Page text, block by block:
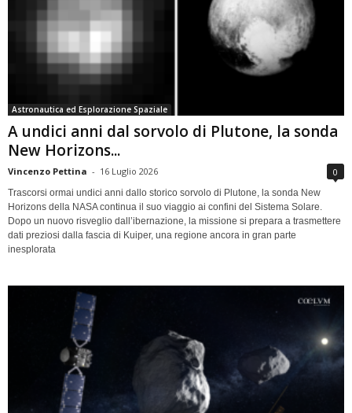
Astronautica ed Esplorazione Spaziale
A undici anni dal sorvolo di Plutone, la sonda
New Horizons...
Vincenzo Pettina - 16 Luglio 2026 0
Trascorsi ormai undici anni dallo storico sorvolo di Plutone, la sonda New
Horizons della NASA continua il suo viaggio ai confini del Sistema Solare.
Dopo un nuovo risveglio dall’ibernazione, la missione si prepara a trasmettere
dati preziosi dalla fascia di Kuiper, una regione ancora in gran parte
inesplorata